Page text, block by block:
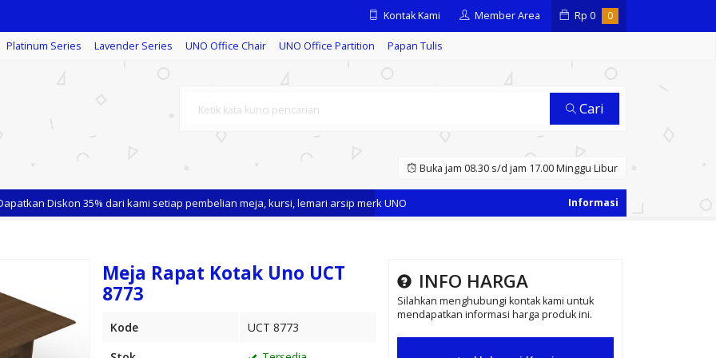
Kontak Kami Member Area Rp 0 0
Platinum Series Lavender Series UNO Office Chair UNO Office Partition Papan Tulis
Cari
Buka jam 08.30 s/d jam 17.00 Minggu Libur
Diskon 35% dari kami setiap pembelian meja, kursi, lemari arsip merk UNO
Meja Rapat Kotak Uno UCT
8773
Kode
UCT 8773
INFO HARGA
Silahkan menghubungi kontak kami untuk
mendapatkan informasi harga produk ini.